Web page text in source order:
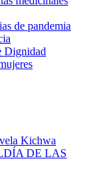
de pandemia
Dignidad
Kichwa
DE LAS